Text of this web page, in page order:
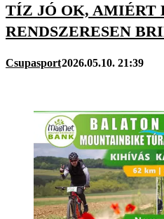
TÍZ JÓ OK, AMIÉRT
RENDSZERESEN
Csupasport2026.05.10. 21:39